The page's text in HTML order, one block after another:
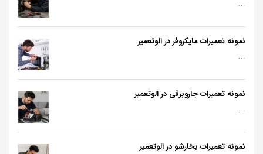
...
نمونه تعمیرات مایکروفر در الوتعمیر
...
نمونه تعمیرات جاروبرقی در الوتعمیر
...
نمونه تعمیرات بخارشو در الوتعمیر